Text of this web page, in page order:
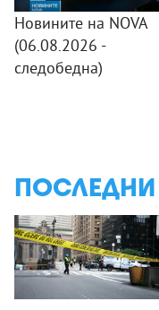
Новините на NOVA
(06.08.2026 -
следобедна)
ПОСЛЕДНИ